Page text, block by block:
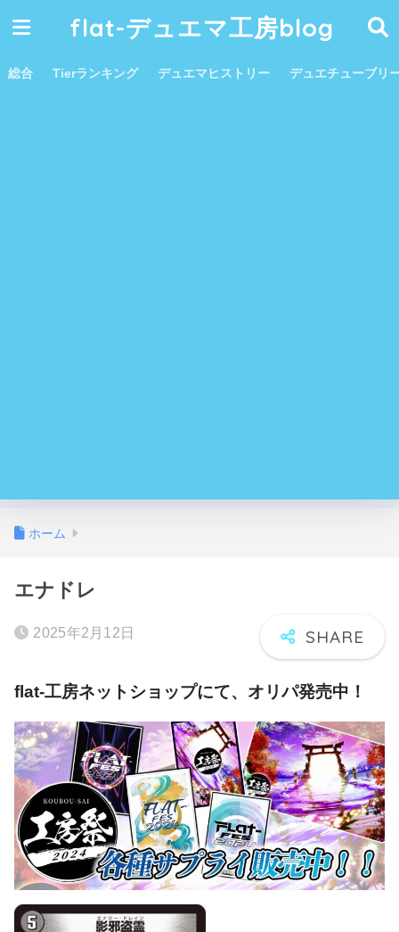
flat-デュエマ工房blog
総合 Tierランキング デュエマヒストリー デュエチューブリ
ホーム
エナドレ
2025年2月12日
flat-工房ネットショップにて、オリパ発売中！